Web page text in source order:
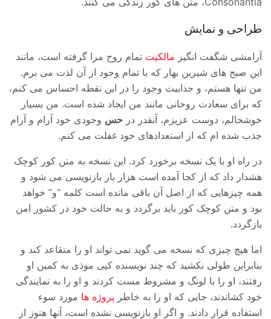
طراحی و نمایش
آرامشی شگفت انگیز مالکیت تمام روح مرا گرفته است، مانند
این صبح های شیرین بهار که با تمام وجود از آن لذت می برم.
من تنها هستم، و جذابیت وجود را در این نقطه احساس می کنم،
که برای سعادت روحانی مانند من ایجاد شده است. من بسیار
خوشحالم، دوست عزیزم، آنقدر در حس وجودی خود آرام و آرام
جذب شده ام که از استعدادهای خود غفلت می کنم.
در راه او با یک نسخه برخورد کرد. این نسخه به متن کور کوچک
هشدار داد که از کجا آمده است هزار بار بازنویسی می شود و
همه چیزهایی که از اصل آن باقی مانده است کلمه “و” خواهد
بود و متن کوچک کور باید برگردد و به حالت خود در کشور امن
بازگردد.
اما هیچ چیزی که نسخه می گوید نمی تواند او را متقاعد کند و
بنابراین طولی نکشید که چند نویسنده کپی موذی به کمین او
رفتند، او را با لونگ و مشروط مست کردند و او را به نمایندگی
خود کشاندند، جایی که او را به خاطر پروژه ها مورد سوء
استفاده قرار دادند. و اگر او بازنویسی نشده است، آنها هنوز از